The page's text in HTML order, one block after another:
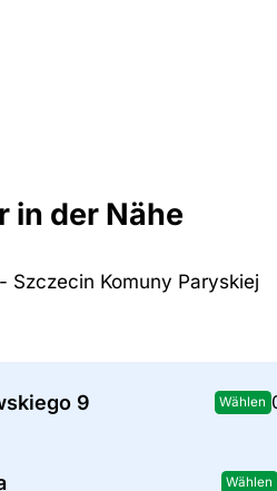
in der Nähe
Szczecin Komuny Paryskiej
9 Wählen
Wählen